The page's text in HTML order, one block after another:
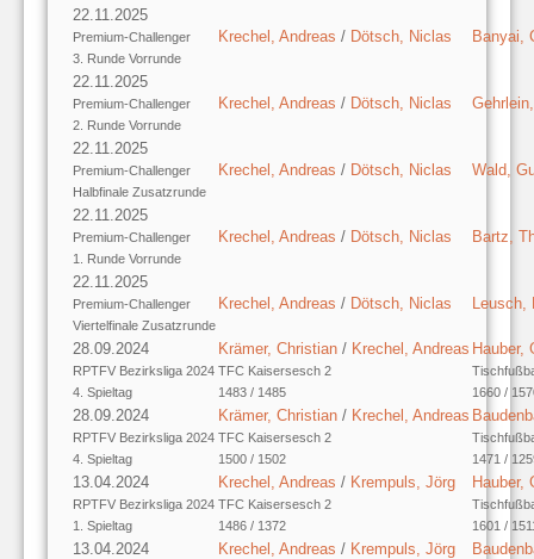
22.11.2025
Premium-Challenger
3. Runde Vorrunde
Krechel, Andreas / Dötsch, Niclas Banyai,
22.11.2025
Premium-Challenger
2. Runde Vorrunde
Krechel, Andreas / Dötsch, Niclas
22.11.2025
Premium-Challenger
Halbfinale Zusatzrunde
Krechel, Andreas / Dötsch, Niclas Wald,
22.11.2025
Premium-Challenger
1. Runde Vorrunde
Krechel, Andreas / Dötsch, Niclas Bartz,
22.11.2025
Premium-Challenger
Viertelfinale Zusatzrunde
Krechel, Andreas / Dötsch, Niclas Leusch,
28.09.2024
RPTFV Bezirksliga 2024
4. Spieltag
Krämer, Christian / Krechel, Andreas
TFC Kaisersesch 2
1483 / 1485
Hauber,
1660 /
28.09.2024
RPTFV Bezirksliga 2024
4. Spieltag
Krämer, Christian / Krechel, Andreas
TFC Kaisersesch 2
1500 / 1502
1471 /
13.04.2024
RPTFV Bezirksliga 2024
1. Spieltag
Krechel, Andreas / Krempuls, Jörg
TFC Kaisersesch 2
1486 / 1372
Hauber,
1601 /
13.04.2024 Krechel, Andreas / Krempuls, Jörg